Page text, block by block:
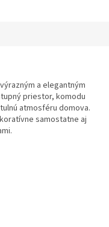
a elegantným
priestor, komodu
atmosféru domova.
samostatne aj